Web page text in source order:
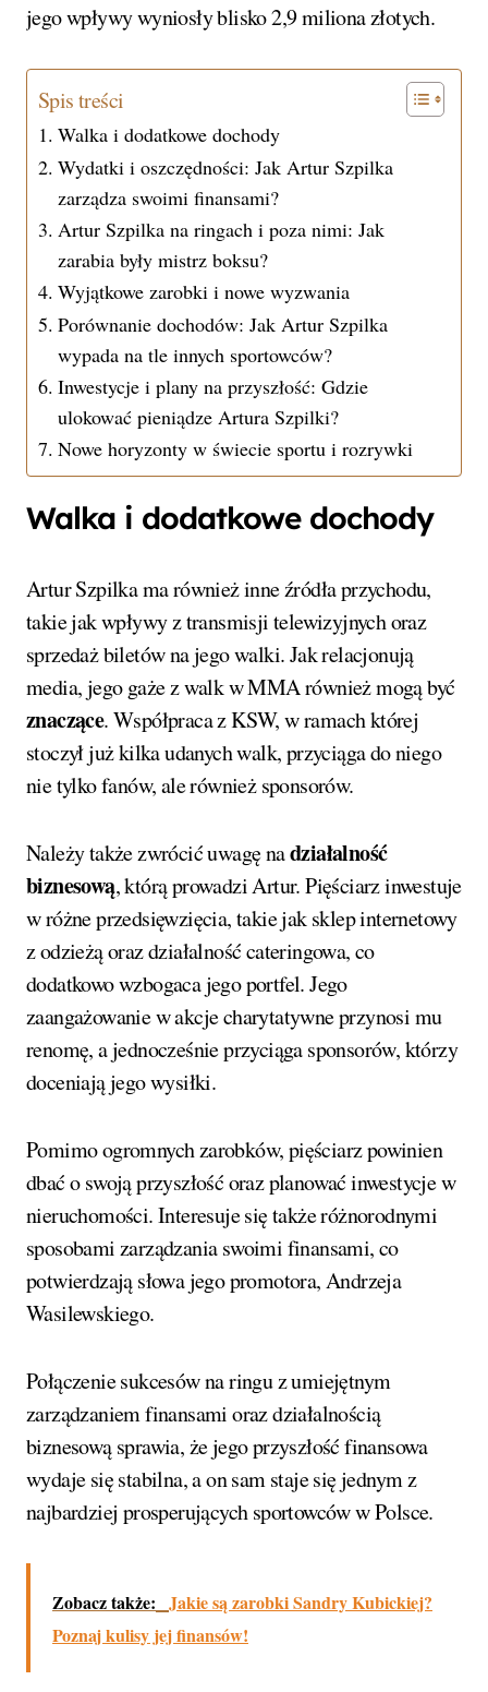
jego wpływy wyniosły blisko 2,9 miliona złotych.
Spis treści
Walka i dodatkowe dochody
Wydatki i oszczędności: Jak Artur Szpilka
zarządza swoimi finansami?
Artur Szpilka na ringach i poza nimi: Jak
zarabia były mistrz boksu?
Wyjątkowe zarobki i nowe wyzwania
Porównanie dochodów: Jak Artur Szpilka
wypada na tle innych sportowców?
Inwestycje i plany na przyszłość: Gdzie
ulokować pieniądze Artura Szpilki?
Nowe horyzonty w świecie sportu i rozrywki
Walka i dodatkowe dochody
Artur Szpilka ma również inne źródła przychodu,
takie jak wpływy z transmisji telewizyjnych oraz
sprzedaż biletów na jego walki. Jak relacjonują
media, jego gaże z walk w MMA również mogą być
znaczące. Współpraca z KSW, w ramach której
stoczył już kilka udanych walk, przyciąga do niego
nie tylko fanów, ale również sponsorów.
Należy także zwrócić uwagę nadziałalność
biznesową, którą prowadzi Artur. Pięściarz inwestuje
w różne przedsięwzięcia, takie jak sklep internetowy
z odzieżą oraz działalność cateringowa, co
dodatkowo wzbogaca jego portfel. Jego
zaangażowanie w akcje charytatywne przynosi mu
renomę, a jednocześnie przyciąga sponsorów, którzy
doceniają jego wysiłki.
Pomimo ogromnych zarobków, pięściarz powinien
dbać o swoją przyszłość oraz planować inwestycje w
nieruchomości. Interesuje się także różnorodnymi
sposobami zarządzania swoimi finansami, co
potwierdzają słowa jego promotora, Andrzeja
Wasilewskiego.
Połączenie sukcesów na ringu z umiejętnym
zarządzaniem finansami oraz działalnością
biznesową sprawia, że jego przyszłość finansowa
wydaje się stabilna, a on sam staje się jednym z
najbardziej prosperujących sportowców w Polsce.
Zobacz także: Jakie są zarobki Sandry Kubickiej?
Poznaj kulisy jej finansów!